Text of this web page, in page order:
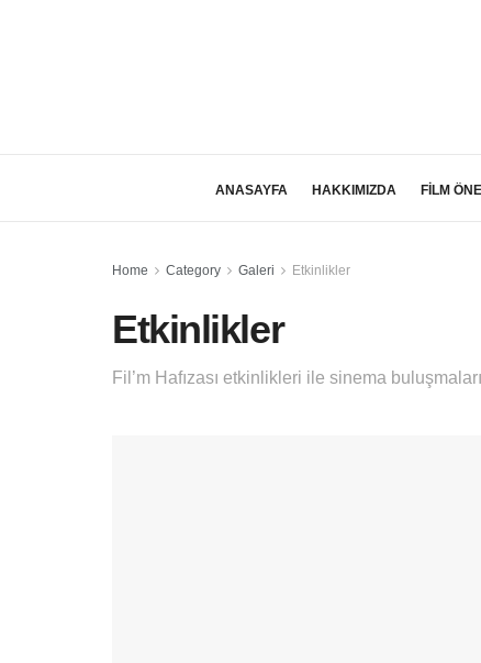
ANASAYFA HAKKIMIZDA FİLM
Home Category Galeri Etkinlikler
Etkinlikler
Fil’m Hafızası etkinlikleri ile sinema